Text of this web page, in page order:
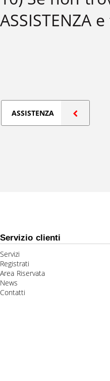
ASSISTENZA
Servizio clienti
Servizi
Registrati
Area Riservata
News
Contatti